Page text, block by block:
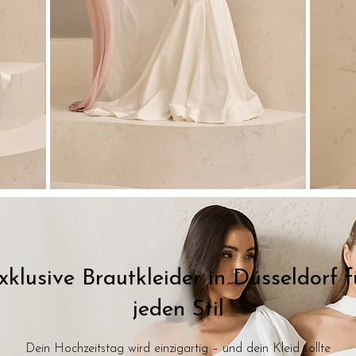
Brautkleider in Düsseldorf
jeden Stil
Dein Hochzeitstag wird einzigartig – und dein Kleid sollte